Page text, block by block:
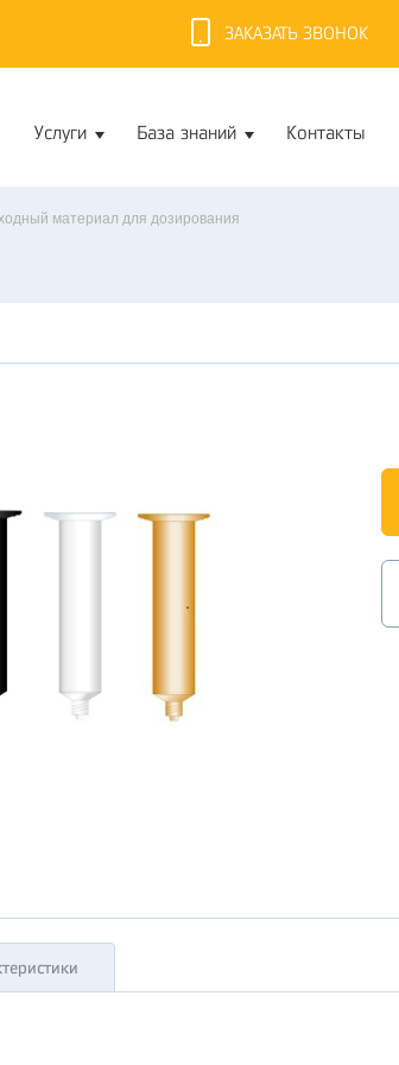
ЗАКАЗАТЬ ЗВОНОК
Услуги База знаний Контакты
материал для дозирования